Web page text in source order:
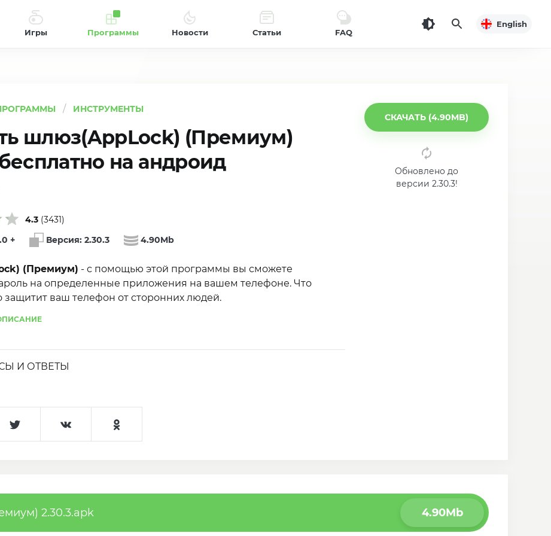
Игры Программы Новости Статьи FAQ
English
ИНСТРУМЕНТЫ
шлюз(AppLock) (Премиум)
на андроид
+ Версия: 2.30.3 4.90Mb
СКАЧАТЬ (4.90MB)
Обновлено до
версии 2.30.3!
(Премиум) - с помощью этой программы вы сможете
на определенные приложения на вашем телефоне. Что
защитит ваш телефон от сторонних людей.
И ОТВЕТЫ
4.3 (3431)
2.30.3.apk 4.90Mb